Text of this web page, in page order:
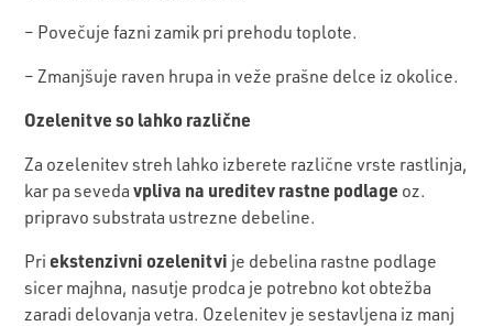
– Povečuje fazni zamik pri prehodu toplote.
– Zmanjšuje raven hrupa in veže prašne delce iz okolice.
Ozelenitve so lahko različne
Za ozelenitev streh lahko izberete različne vrste rastlinja,
kar pa sevedavpliva na ureditev rastne podlage oz.
pripravo substrata ustrezne debeline.
Priekstenzivni ozelenitvi je debelina rastne podlage
sicer majhna, nasutje prodca je potrebno kot obtežba
zaradi delovanja vetra. Ozelenitev je sestavljena iz manj